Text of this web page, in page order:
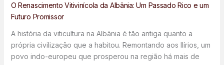
O Renascimento Vitivinícola da Albânia: Um Passado Rico e um
Futuro Promissor
A história da viticultura na Albânia é tão antiga quanto a
própria civilização que a habitou. Remontando aos Ilírios, um
povo indo-europeu que prosperou na região há mais de